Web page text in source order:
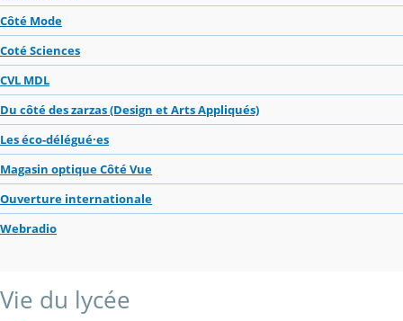
Côté Mode
Coté Sciences
CVL MDL
Du côté des zarzas (Design et Arts Appliqués)
Les éco-délégué·es
Magasin optique Côté Vue
Ouverture internationale
Webradio
Vie du lycée